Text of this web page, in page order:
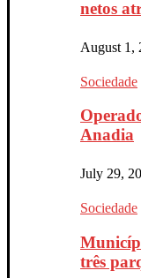
netos
August 1,
Sociedade
Anadia
July 29,
Sociedade
três